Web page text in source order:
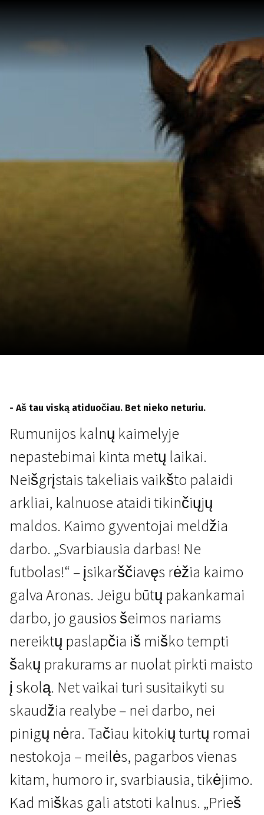
Neišgalvotas gyvenimas
Miške kaip kalnuose
1 val. 41 min. | Dokumentinis | N/A
- Aš tau viską atiduočiau. Bet nieko neturiu.
Rumunijos kalnų kaimelyje
nepastebimai kinta metų laikai.
Neišgrįstais takeliais vaikšto palaidi
arkliai, kalnuose ataidi tikinčiųjų
maldos. Kaimo gyventojai meldžia
darbo. „Svarbiausia darbas! Ne
futbolas!“ – įsikarščiavęs rėžia kaimo
galva Aronas. Jeigu būtų pakankamai
darbo, jo gausios šeimos nariams
nereiktų paslapčia iš miško tempti
šakų prakurams ar nuolat pirkti maisto
į skolą. Net vaikai turi susitaikyti su
skaudžia realybe – nei darbo, nei
pinigų nėra. Tačiau kitokių turtų romai
nestokoja – meilės, pagarbos vienas
kitam, humoro ir, svarbiausia, tikėjimo.
Kad miškas gali atstoti kalnus. „Prieš